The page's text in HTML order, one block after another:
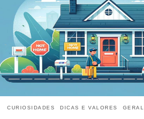
CURIOSIDADES DICAS E VALORES GERAL